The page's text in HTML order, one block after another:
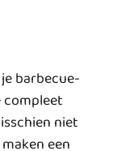
barbecue-
compleet
niet
een